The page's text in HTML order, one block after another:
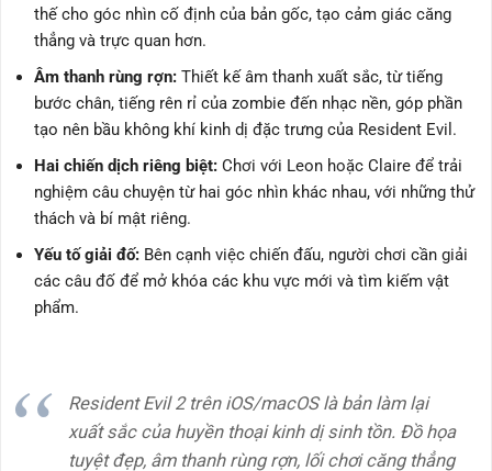
thế cho góc nhìn cố định của bản gốc, tạo cảm giác căng
thẳng và trực quan hơn.
Âm thanh rùng rợn:Thiết kế âm thanh xuất sắc, từ tiếng
bước chân, tiếng rên rỉ của zombie đến nhạc nền, góp phần
tạo nên bầu không khí kinh dị đặc trưng của Resident Evil.
Hai chiến dịch riêng biệt:Chơi với Leon hoặc Claire để trải
nghiệm câu chuyện từ hai góc nhìn khác nhau, với những thử
thách và bí mật riêng.
Yếu tố giải đố:Bên cạnh việc chiến đấu, người chơi cần giải
các câu đố để mở khóa các khu vực mới và tìm kiếm vật
phẩm.
Resident Evil 2 trên iOS/macOS là bản làm lại
xuất sắc của huyền thoại kinh dị sinh tồn. Đồ họa
tuyệt đẹp, âm thanh rùng rợn, lối chơi căng thẳng